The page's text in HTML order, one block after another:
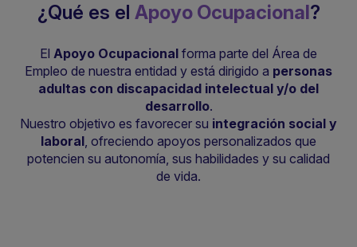
¿Qué es el Apoyo Ocupacional?
El Apoyo Ocupacional forma parte del Área de
Empleo de nuestra entidad y está dirigido a personas
adultas con discapacidad intelectual y/o del
desarrollo.
Nuestro objetivo es favorecer su integración social y
laboral, ofreciendo apoyos personalizados que
potencien su autonomía, sus habilidades y su calidad
de vida.